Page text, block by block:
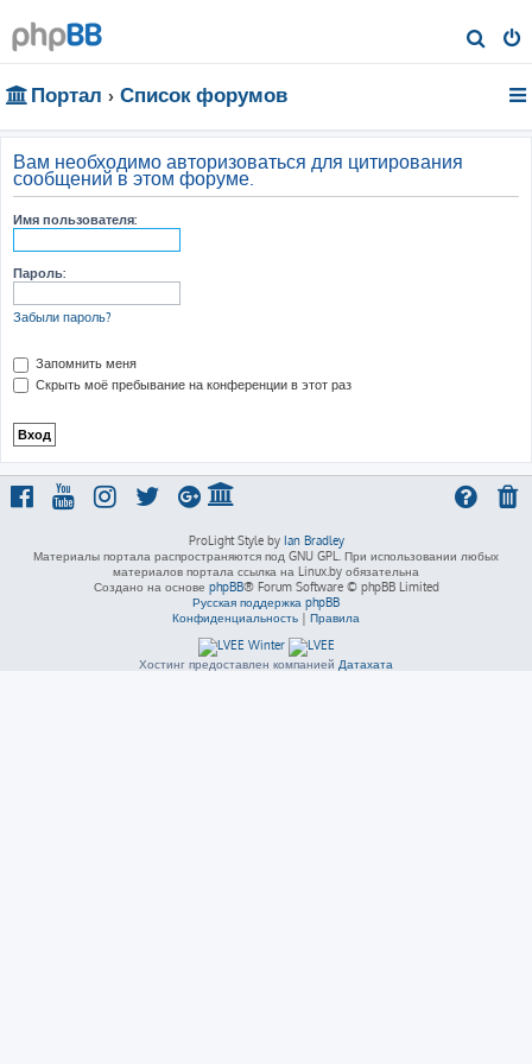
о
Портал Список форумов
Вам необходимо авторизоваться для цитирования
сообщений в этом форуме.
Имя пользователя:
Пароль:
Забыли пароль?
Запомнить меня
Скрыть моё пребывание на конференции в этот раз
ProLight Style by Ian Bradley
Материалы портала распространяются под GNU GPL. При использовании любых
материалов портала ссылка на Linux.by обязательна
Создано на основе phpBB® Forum Software © phpBB Limited
Русская поддержка phpBB
Конфиденциальность | Правила
Хостинг предоставлен компанией Датахата